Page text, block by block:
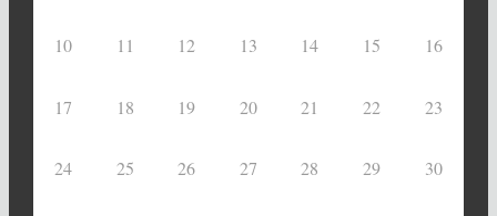
10 11 12 13 14 15 16
17 18 19 20 21 22 23
24 25 26 27 28 29 30